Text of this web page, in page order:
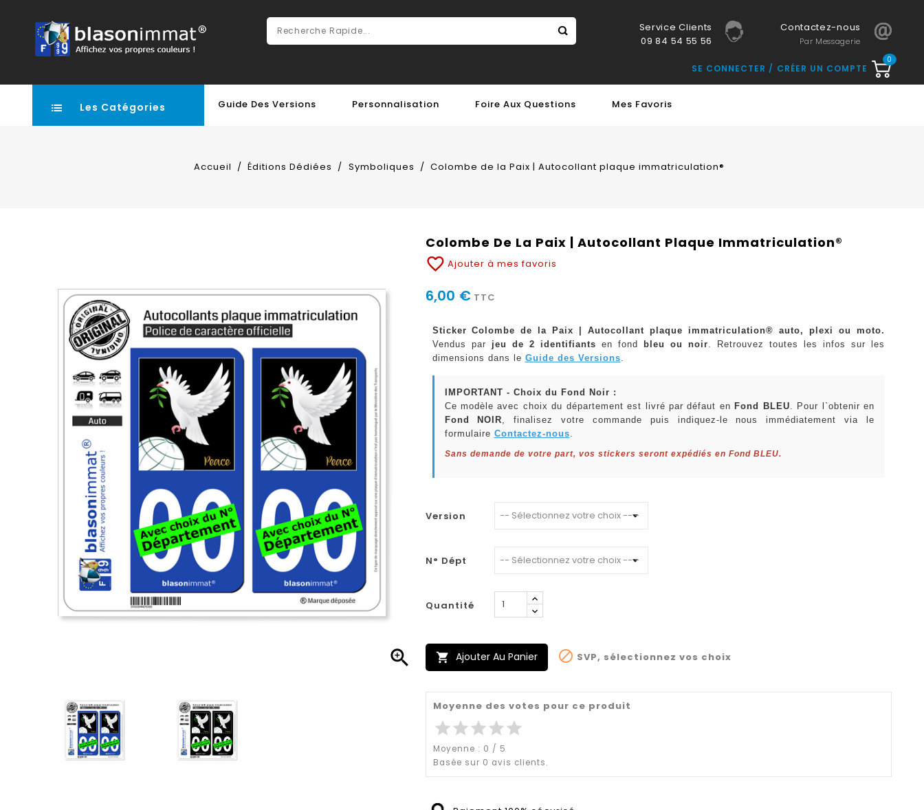
Service Clients
09 84 54 55 56
Contactez-nous
Par Messagerie
0
SE CONNECTER CRÉER UN COMPTE
Les Catégories Guide Des Versions Personnalisation Foire Aux Questions Mes Favoris
Accueil Éditions Dédiées Symboliques Colombe de la Paix | Autocollant plaque immatriculation®

Colombe De La Paix | Autocollant Plaque Immatriculation®
favorite_border Ajouter à mes favoris
6,00 € TTC
Sticker Colombe de la Paix | Autocollant plaque immatriculation® auto, plexi ou moto.
Vendus par jeu de 2 identifiants en fond bleu ou noir . Retrouvez toutes les infos sur les
dimensions dans le Guide des Versions
IMPORTANT - Choix du Fond Noir :
Ce modèle avec choix du département est livré par défaut en Fond BLEU . Pour l`obtenir en
Fond NOIR , finalisez votre commande puis indiquez-le nous immédiatement via le
formulaire Contactez-nous
Sans demande de votre part, vos stickers seront expédiés en Fond BLEU.
Version
N° Dépt
Quantité
 Ajouter Au Panier  SVP, sélectionnez vos choix
Moyenne des votes pour ce produit
starstarstarstarstar
Moyenne : 0 / 5
Basée sur 0 avis clients.